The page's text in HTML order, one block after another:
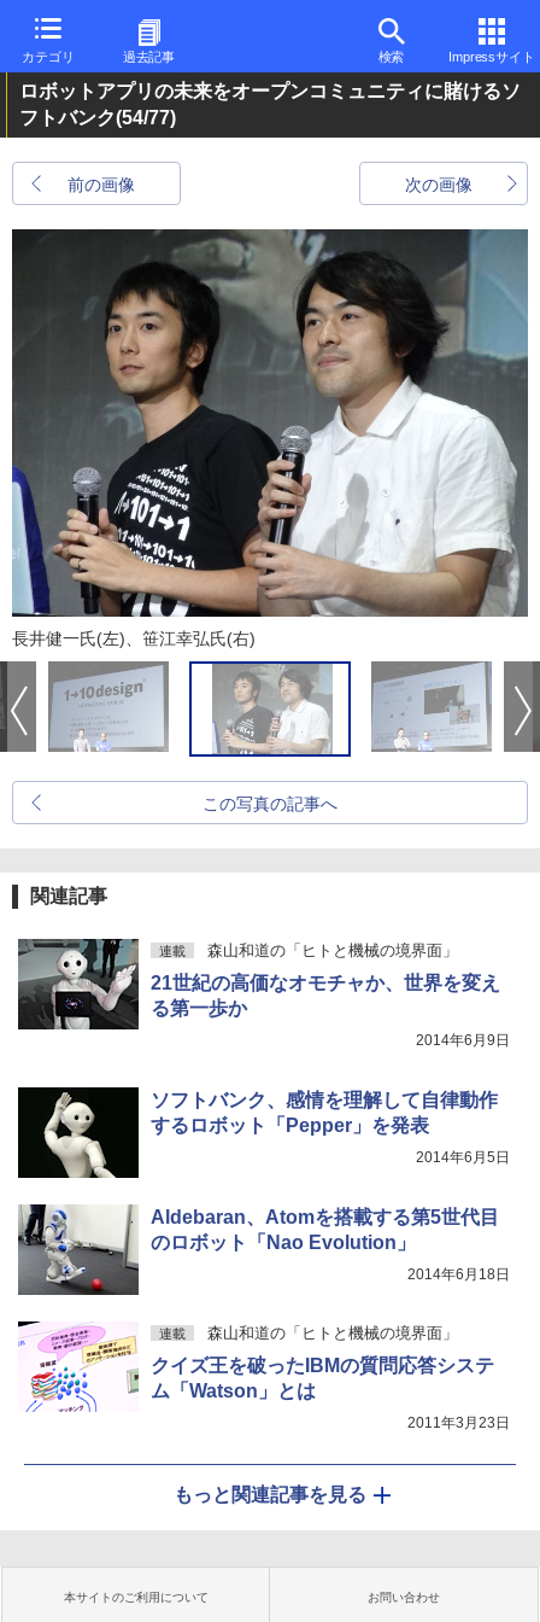
カテゴリ 過去記事 検索 Impressサイト
ロボットアプリの未来をオープンコミュニティに賭けるソ
フトバンク(54/77)
前の画像 次の画像
長井健一氏(左)、笹江幸弘氏(右)
この写真の記事へ
関連記事
連載 森山和道の「ヒトと機械の境界面」
21世紀の高価なオモチャか、世界を変え
る第一歩か
2014年6月9日
ソフトバンク、感情を理解して自律動作
するロボット「Pepper」を発表
2014年6月5日
Aldebaran、Atomを搭載する第5世代目
のロボット「Nao Evolution」
2014年6月18日
連載 森山和道の「ヒトと機械の境界面」
クイズ王を破ったIBMの質問応答システ
ム「Watson」とは
2011年3月23日
もっと関連記事を見る
本サイトのご利用について お問い合わせ